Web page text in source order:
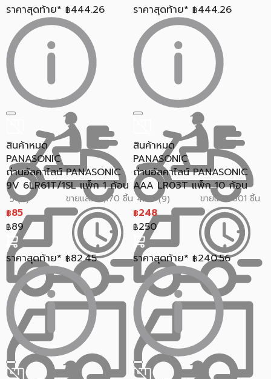
ราคาสุดท้าย* ฿444.26 ราคาสุดท้าย* ฿444.26
สินค้าหมด
PANASONIC
ถ่านอัลคาไลน์ PANASONIC
9V 6LR61T/1SL แพ็ก 1 ก้อน
5 (9) ขายแล้ว 2,170 ชิ้น
฿85
฿89
ราคาสุดท้าย* ฿82.45
สินค้าหมด
PANASONIC
ถ่านอัลคาไลน์ PANASONIC
AAA LR03T แพ็ก 10 ก้อน
4.89 (9) ขายแล้ว 601 ชิ้น
฿248
฿250
ราคาสุดท้าย* ฿240.56